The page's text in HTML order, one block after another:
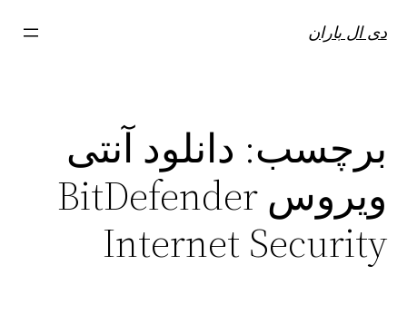
دی ال باران
برچسب: دانلود آنتی
ویروس BitDefender
Internet Security